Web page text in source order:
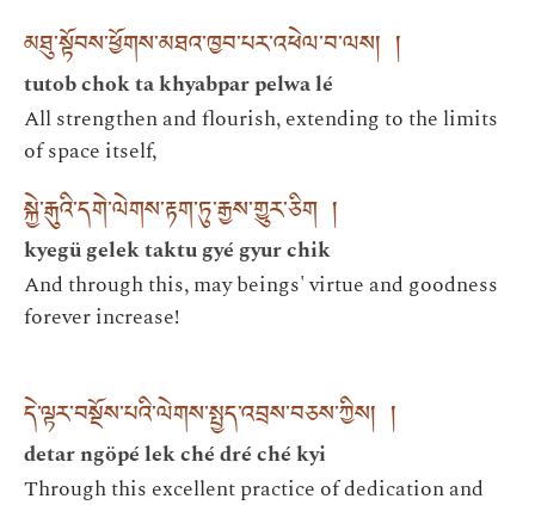
མཐུ་སྟོབས་ཕྱོགས་མཐའ་ཁྱབ་པར་འཕེལ་བ་ལས། །
tutob chok ta khyabpar pelwa lé
All strengthen and flourish, extending to the limits
of space itself,
སྐྱེ་རྒུའི་དགེ་ལེགས་རྟག་ཏུ་རྒྱས་གྱུར་ཅིག །
kyegü gelek taktu gyé gyur chik
And through this, may beings' virtue and goodness
forever increase!
དེ་ལྟར་བསྔོས་པའི་ལེགས་སྤྱད་འབྲས་བཅས་ཀྱིས། །
detar ngöpé lek ché dré ché kyi
Through this excellent practice of dedication and